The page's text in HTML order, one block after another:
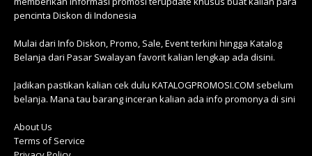
pencinta Diskon di Indonesia
Mulai dari Info Diskon, Promo, Sale, Event terkini hingga Katalog
Belanja dari Pasar Swalayan favorit kalian lengkap ada disini.
Jadikan pastikan kalian cek dulu KATALOGPROMOSI.COM sebelum
belanja. Mana tau barang inceran kalian ada info promonya di sini
About Us
Terms of Service